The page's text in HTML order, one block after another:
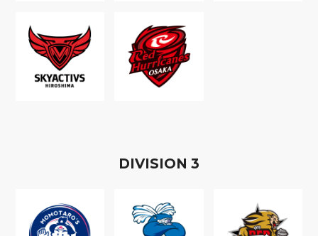
DIVISION 3